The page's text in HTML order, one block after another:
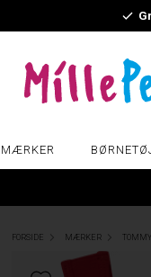
MÆRKER
FORSIDE MÆRKER